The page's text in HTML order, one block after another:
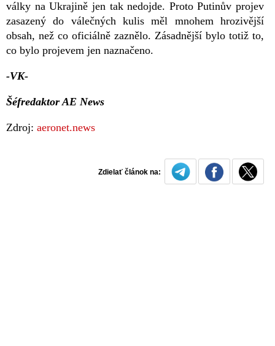
války na Ukrajině jen tak nedojde. Proto Putinův projev
zasazený do válečných kulis měl mnohem hrozivější
obsah, než co oficiálně zaznělo. Zásadnější bylo totiž to,
co bylo projevem jen naznačeno.
-VK-
Šéfredaktor AE News
Zdroj: aeronet.news
Zdielať článok na: